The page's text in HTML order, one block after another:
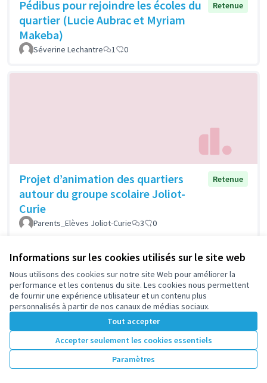
Informations sur les cookies utilisés sur le site web
Nous utilisons des cookies sur notre site Web pour améliorer la
performance et les contenus du site. Les cookies nous permettent
de fournir une expérience utilisateur et un contenu plus
personnalisés à partir de nos canaux de médias sociaux.
Tout accepter
Accepter seulement les cookies essentiels
Paramètres
Pédibus pour rejoindre les écoles du
quartier (Lucie Aubrac et Myriam
Makeba)
Retenue
Séverine Lechantre 1 0
Projet d’animation des quartiers
autour du groupe scolaire Joliot-
Curie
Retenue
Parents_Elèves Joliot-Curie 3 0
Résultats par page : 50
1 2
Voir toutes les propositions retirées